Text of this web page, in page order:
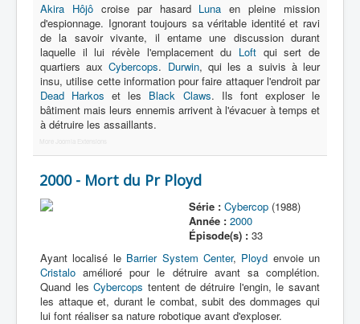
Akira Hôjôcroise par hasard Luna en pleine mission
d'espionnage. Ignorant toujours sa véritable identité et ravi
de la savoir vivante, il entame une discussion durant
laquelle il lui révèle l'emplacement du Loft qui sert de
quartiers auxCybercops. Durwin, qui les a suivis à leur
insu, utilise cette information pour faire attaquer l'endroit par
Dead Harkos et les Black Claws. Ils font exploser le
bâtiment mais leurs ennemis arrivent à l'évacuer à temps et
à détruire les assaillants.
More Joomla Extensions
2000 - Mort du Pr Ployd
Série : Cybercop (1988)
Année : 2000
Épisode(s) : 33
Ayant localisé le Barrier System Center, Ployd envoie un
Cristalo amélioré pour le détruire avant sa complétion.
Quand lesCybercops tentent de détruire l'engin, le savant
les attaque et, durant le combat, subit des dommages qui
lui font réaliser sa nature robotique avant d'exploser.